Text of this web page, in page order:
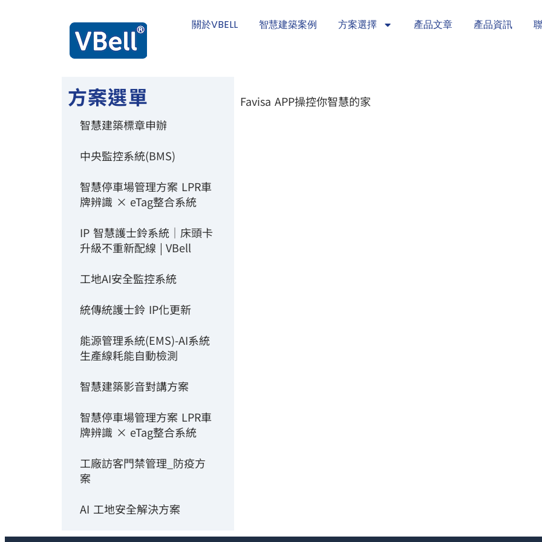
關於VBELL 智慧建築案例 方案選擇 產品文章 產品資訊
方案選單
智慧建築標章申辦
中央監控系統(BMS)
智慧停車場管理方案 LPR車
牌辨識 × eTag整合系統
IP 智慧護士鈴系統｜床頭卡
升級不重新配線 | VBell
工地AI安全監控系統
統傳統護士鈴 IP化更新
能源管理系統(EMS)-AI系統
生產線耗能自動檢測
智慧建築影音對講方案
智慧停車場管理方案 LPR車
牌辨識 × eTag整合系統
工廠訪客門禁管理_防疫方
案
AI 工地安全解決方案
Favisa APP操控你智慧的家